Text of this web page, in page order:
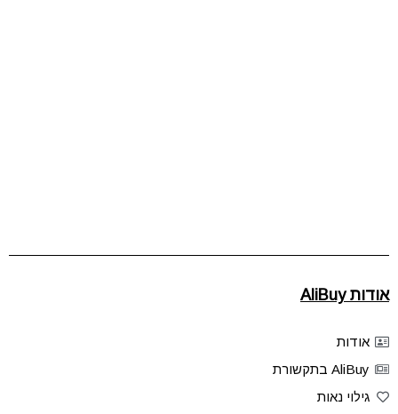
אודות AliBuy
אודות
AliBuy בתקשורת
גילוי נאות